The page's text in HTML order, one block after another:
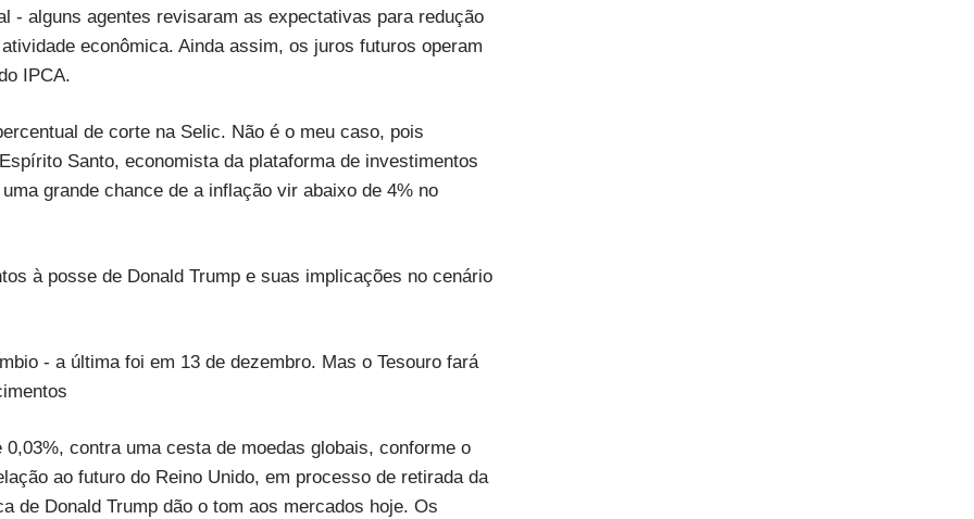
- alguns agentes revisaram as expectativas para redução
econômica. Ainda assim, os juros futuros operam
IPCA.
de corte na Selic. Não é o meu caso, pois
Santo, economista da plataforma de investimentos
grande chance de a inflação vir abaixo de 4% no
à posse de Donald Trump e suas implicações no cenário
- a última foi em 13 de dezembro. Mas o Tesouro fará
contra uma cesta de moedas globais, conforme o
ao futuro do Reino Unido, em processo de retirada da
de Donald Trump dão o tom aos mercados hoje. Os